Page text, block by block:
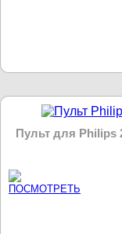
Пульт для Philips